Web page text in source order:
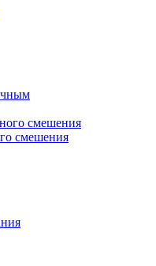
смешения
смешения